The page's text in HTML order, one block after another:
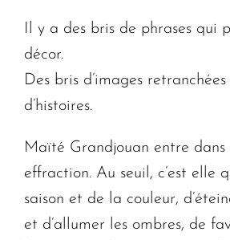
Il y a des bris de phrases qui
décor.
Des bris d’images
d’histoires.
Maïté Grandjouan entre
effraction. Au seuil, c’est elle
saison et de la couleur,
et d’allumer les ombres, de